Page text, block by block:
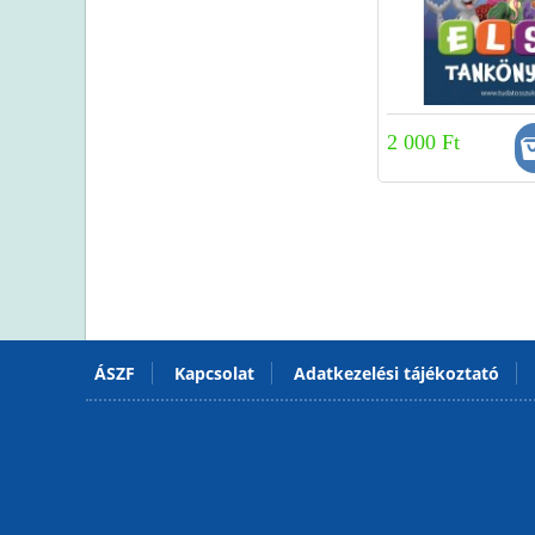
2 000 Ft
ÁSZF Kapcsolat Adatkezelési tájékoztató